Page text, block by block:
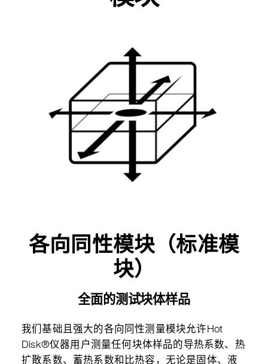
各向同性模块（标准模
块）
全面的测试块体样品
我们基础且强大的各向同性测量模块允许Hot
Disk®仪器用户测量任何块体样品的导热系数、热
扩散系数、蓄热系数和比热容，无论是固体、液